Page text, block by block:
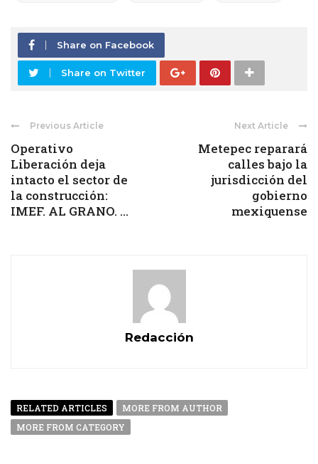
Share on Facebook
Share on Twitter
Previous Article
Operativo
Liberación deja
intacto el sector de
la construcción:
IMEF. AL GRANO. ...
Next Article
Metepec reparará
calles bajo la
jurisdicción del
gobierno
mexiquense
Redacción
RELATED ARTICLES
MORE FROM AUTHOR
MORE FROM CATEGORY